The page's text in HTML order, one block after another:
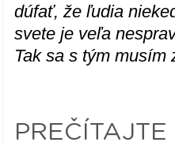
dúfať, že ľudia
svete je veľa
Tak sa s tým musím
PREČÍTAJTE